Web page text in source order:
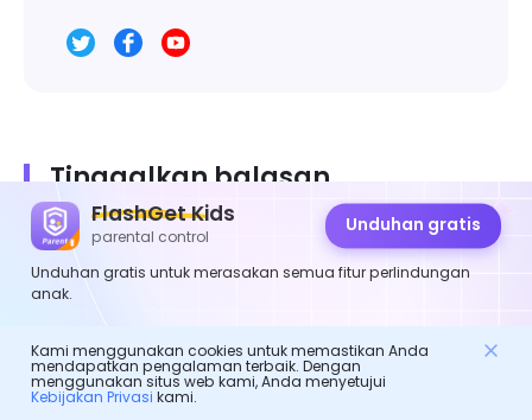
Tinggalkan balasan
FlashGet Kids
parental control
Unduhan gratis
Unduhan gratis untuk merasakan semua fitur perlindungan
anak.
Kami menggunakan cookies untuk memastikan Anda
mendapatkan pengalaman terbaik. Dengan
menggunakan situs web kami, Anda menyetujui
Kebijakan Privasi kami.